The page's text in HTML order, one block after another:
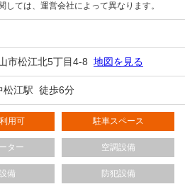
ては、運営会社によって異なります。
市松江北5丁目4-8 地図を見る
松江駅 徒歩6分
用可 駐車スペース
ター 空調設備
備 防犯設備